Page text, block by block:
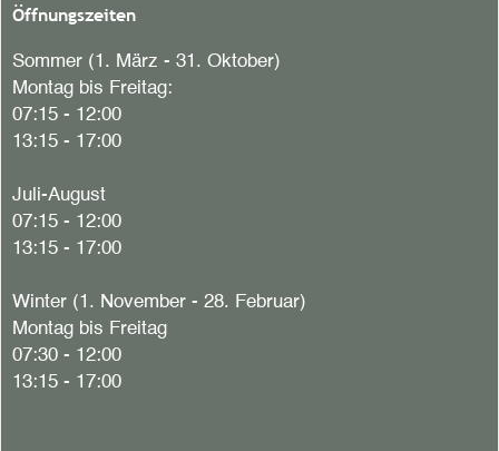
Öffnungszeiten
Sommer (1. März - 31. Oktober)
Montag bis Freitag:
07:15 - 12:00
13:15 - 17:00
Juli-August
07:15 - 12:00
13:15 - 17:00
Winter (1. November - 28. Februar)
Montag bis Freitag
07:30 - 12:00
13:15 - 17:00